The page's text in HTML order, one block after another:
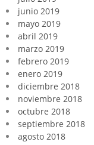
junio 2019
mayo 2019
abril 2019
marzo 2019
febrero 2019
enero 2019
diciembre 2018
noviembre 2018
octubre 2018
septiembre 2018
agosto 2018